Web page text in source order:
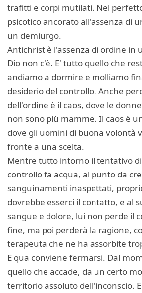
trafitti e corpi mutilati. Nel
psicotico ancorato all'assenza di
un demiurgo.
Antichrist è l'assenza di ordine in
Dio non c'è. E' tutto quello che
andiamo a dormire e molliamo
desiderio del controllo. Anche
dell'ordine è il caos, dove le
non sono più mamme. Il caos è
dove gli uomini di buona volontà
fronte a una scelta.
Mentre tutto intorno il tentativo
controllo fa acqua, al punto da
sanguinamenti inaspettati,
dovrebbe esserci il contatto, e al
sangue e dolore, lui non perde il
fine, ma poi perderà la ragione,
terapeuta che ne ha assorbite
E qua conviene fermarsi. Dal
quello che accade, da un certo
territorio assoluto dell'inconscio.